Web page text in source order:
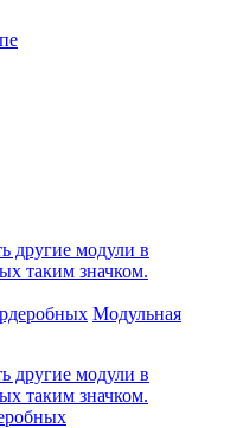
другие модули в
таким значком.
Модульная
другие модули в
таким значком.